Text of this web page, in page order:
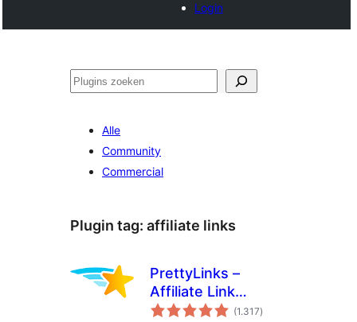
Login
Zoeken
Alle
Community
Commercial
Plugin tag: affiliate links
PrettyLinks –
Affiliate Link
Management, URL
(1.317totaal
waarderingen
)